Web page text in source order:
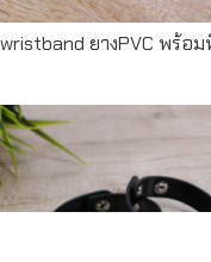
wristband ยางPVC พร้อ
Read more